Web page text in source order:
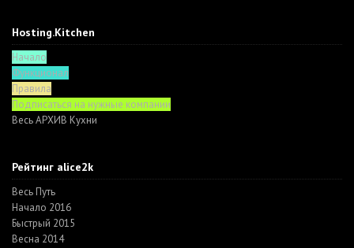
Hosting.Kitchen
Начало
Функционал
Правила
Подписаться на нужные компании
Весь АРХИВ Кухни
Рейтинг alice2k
Весь Путь
Начало 2016
Быстрый 2015
Весна 2014